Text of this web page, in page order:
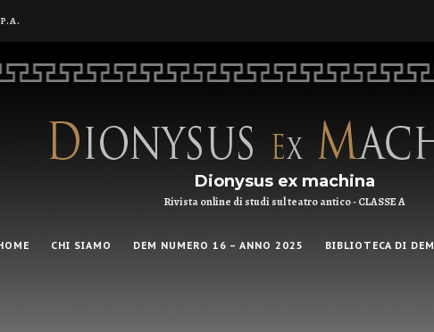
Dionysus ex machina
Rivista online di studi sul teatro antico - CLASSE A
CHI SIAMO DEM NUMERO 16 – ANNO 2025 BIBLIOTECA DI DEM